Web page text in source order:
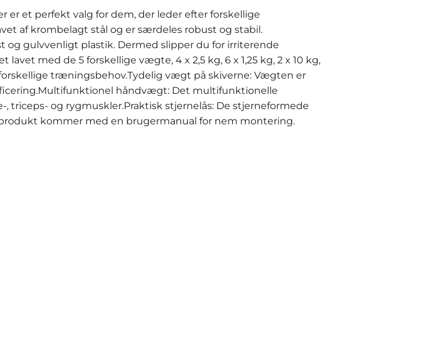
et perfekt valg for dem, der leder efter forskellige
af krombelagt stål og er særdeles robust og stabil.
gulvvenligt plastik. Dermed slipper du for irriterende
med de 5 forskellige vægte, 4 x 2,5 kg, 6 x 1,25 kg, 2 x 10 kg,
træningsbehov.Tydelig vægt på skiverne: Vægten er
håndvægt: Det multifunktionelle
og rygmuskler.Praktisk stjernelås: De stjerneformede
kommer med en brugermanual for nem montering.